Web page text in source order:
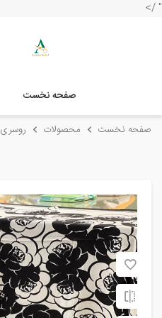
" />
صفحه نخست
صفحه نخست محصولات روسری